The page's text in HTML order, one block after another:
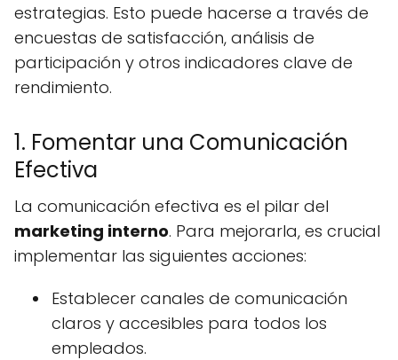
estrategias. Esto puede hacerse a través de
encuestas de satisfacción, análisis de
participación y otros indicadores clave de
rendimiento.
1. Fomentar una Comunicación
Efectiva
La comunicación efectiva es el pilar del
marketing interno. Para mejorarla, es crucial
implementar las siguientes acciones:
Establecer canales de comunicación
claros y accesibles para todos los
empleados.